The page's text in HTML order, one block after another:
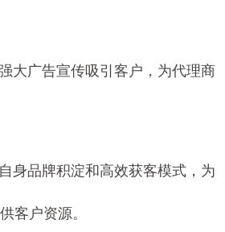
大广告宣传吸引客户，为代理商
身品牌积淀和高效获客模式，为
客户资源。